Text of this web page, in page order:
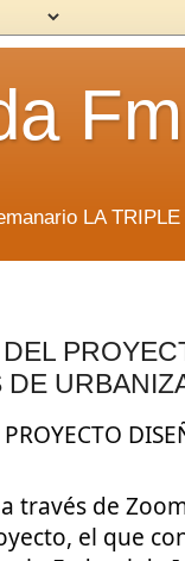
LA
DE
través de
el que